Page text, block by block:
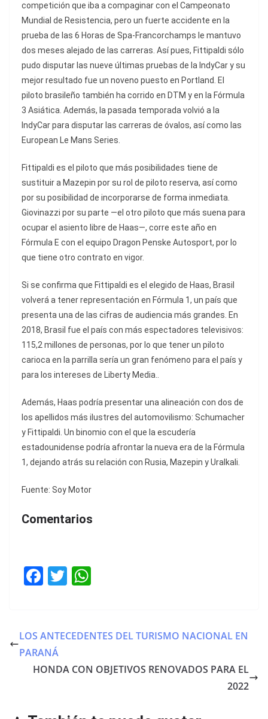
competición que iba a compaginar con el Campeonato
Mundial de Resistencia, pero un fuerte accidente en la
prueba de las 6 Horas de Spa-Francorchamps le mantuvo
dos meses alejado de las carreras. Así pues, Fittipaldi sólo
pudo disputar las nueve últimas pruebas de la IndyCar y su
mejor resultado fue un noveno puesto en Portland. El
piloto brasileño también ha corrido en DTM y en la Fórmula
3 Asiática. Además, la pasada temporada volvió a la
IndyCar para disputar las carreras de óvalos, así como las
European Le Mans Series.
Fittipaldi es el piloto que más posibilidades tiene de
sustituir a Mazepin por su rol de piloto reserva, así como
por su posibilidad de incorporarse de forma inmediata.
Giovinazzi por su parte —el otro piloto que más suena para
ocupar el asiento libre de Haas—, corre este año en
Fórmula E con el equipo Dragon Penske Autosport, por lo
que tiene otro contrato en vigor.
Si se confirma que Fittipaldi es el elegido de Haas, Brasil
volverá a tener representación en Fórmula 1, un país que
presenta una de las cifras de audiencia más grandes. En
2018, Brasil fue el país con más espectadores televisivos:
115,2 millones de personas, por lo que tener un piloto
carioca en la parrilla sería un gran fenómeno para el país y
para los intereses de Liberty Media..
Además, Haas podría presentar una alineación con dos de
los apellidos más ilustres del automovilismo: Schumacher
y Fittipaldi. Un binomio con el que la escudería
estadounidense podría afrontar la nueva era de la Fórmula
1, dejando atrás su relación con Rusia, Mazepin y Uralkali.
Fuente: Soy Motor
Comentarios
F
e
b
o
T
er s
p
LOS ANTECEDENTES DEL TURISMO NACIONAL EN
PARANÁ
HONDA CON OBJETIVOS RENOVADOS PARA EL
2022